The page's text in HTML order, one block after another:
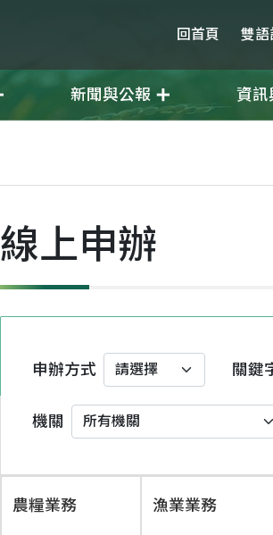
回首頁 雙語
新聞與公報 資訊
線上申辦
申辦方式 關鍵
機關
農糧業務 漁業業務